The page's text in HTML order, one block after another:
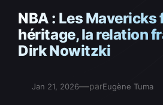
NBA : Les Mavericks
héritage, la relation
Dirk Nowitzki
Jan 21, 2026—parEugène Tuma